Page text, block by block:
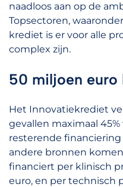
naadloos aan op de
Topsectoren,
krediet is er voor alle
complex zijn.
50 miljoen euro
Het Innovatiekrediet
gevallen maximaal
resterende
andere bronnen
financiert per klinisch
euro, en per technisch